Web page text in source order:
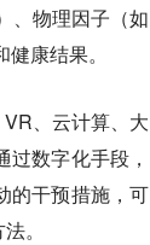
、物理因子（如
康结果。
、云计算、大
数字化手段，
的干预措施，可
。